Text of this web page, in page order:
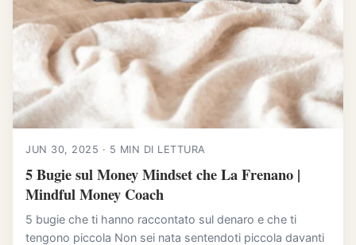
JUN 30, 2025 · 5 MIN DI LETTURA
5 Bugie sul Money Mindset che La Frenano |
Mindful Money Coach
5 bugie che ti hanno raccontato sul denaro e che ti
tengono piccola Non sei nata sentendoti piccola davanti